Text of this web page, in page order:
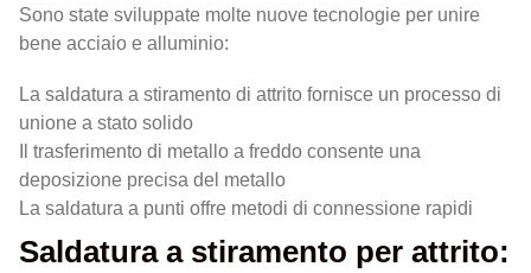
Sono state sviluppate molte nuove tecnologie per unire
bene acciaio e alluminio:
La saldatura a stiramento di attrito fornisce un processo di
unione a stato solido
Il trasferimento di metallo a freddo consente una
deposizione precisa del metallo
La saldatura a punti offre metodi di connessione rapidi
Saldatura a stiramento per attrito: